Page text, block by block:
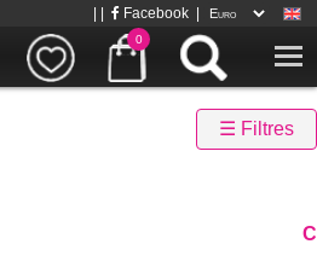
0
Facebook
☰ Filtres
C